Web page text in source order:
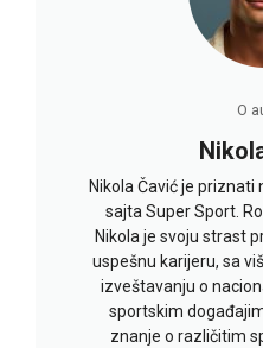
O
Nikola Čavić je
sajta Super Sport.
Nikola je svoju strast
uspešnu karijeru, sa
izveštavanju o
sportskim
znanje o različitim